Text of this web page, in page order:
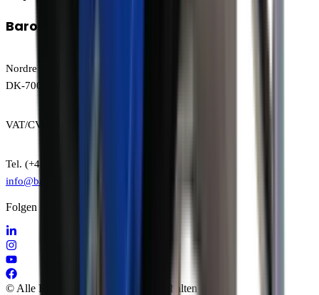
Baron A/S
Nordre Kobbelvej 10
DK-7000 Fredericia
VAT/CVR: DK29636842
Tel. (+45) 7015 7022
info@baron-mixer.com
Folgen Sie uns
© Alle Rechte sind Baron A/S vorbehalten